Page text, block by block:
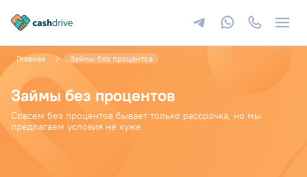
Главная Займы без процентов
Займы без процентов
Совсем без процентов бывает только рассрочка, но мы
предлагаем условия не хуже